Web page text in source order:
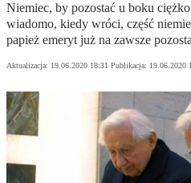
Niemiec, by pozostać u boku
wiadomo, kiedy wróci, część
papież emeryt już na zawsze
Aktualizacja: 19.06.2020 18:31 Publikacja: 19.06.2020